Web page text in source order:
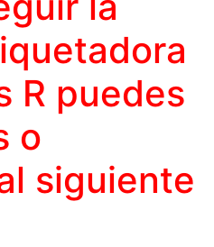
R puedes
o
siguiente